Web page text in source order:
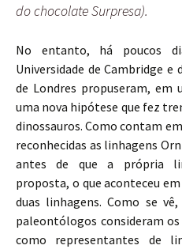
do chocolate Surpresa).
No entanto, há poucos
Universidade de Cambridge
de Londres propuseram,
uma nova hipótese que fez
dinossauros. Como contam
reconhecidas as linhagens
antes de que a própria
proposta, o que aconteceu
duas linhagens. Como se
paleontólogos consideram
como representantes de